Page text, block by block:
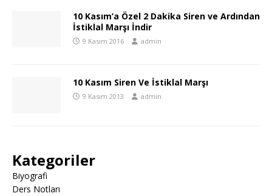
10 Kasım’a Özel 2 Dakika Siren ve Ardından
İstiklal Marşı İndir
9 Kasım 2016 admin
10 Kasım Siren Ve İstiklal Marşı
9 Kasım 2013 admin
Kategoriler
Biyografi
Ders Notları